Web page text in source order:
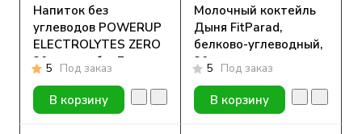
Напиток без
углеводов POWERUP
ELECTROLYTES ZERO
20 шип. табл. Лимон
5 Под заказ
В корзину
Молочный коктейль
Дыня FitParad,
белково-углеводный,
30г
5 Под заказ
В корзину